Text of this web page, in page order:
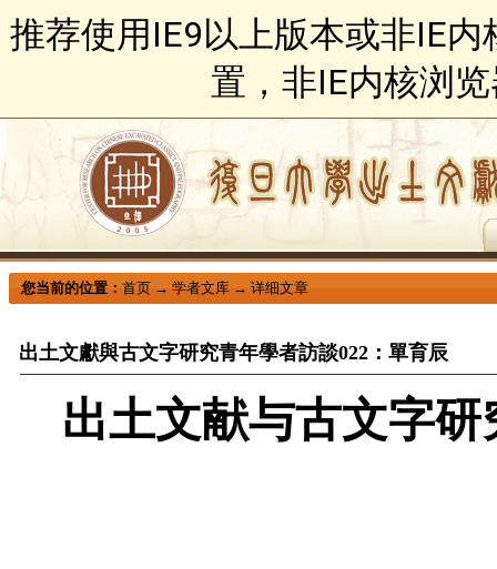
推荐使用IE9以上版本或非IE
置，非IE内核浏
您当前的位置：首页 →学者文库 →详细文章
出土文獻與古文字研究青年學者訪談022：單育辰
出土文献与古文字